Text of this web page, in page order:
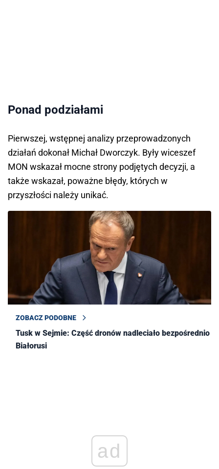
Ponad podziałami
Pierwszej, wstępnej analizy przeprowadzonych
działań dokonał Michał Dworczyk. Były wiceszef
MON wskazał mocne strony podjętych decyzji, a
także wskazał, poważne błędy, których w
przyszłości należy unikać.
ZOBACZ PODOBNE
Tusk w Sejmie: Część dronów nadleciało bezpośrednio z
Białorusi
ad